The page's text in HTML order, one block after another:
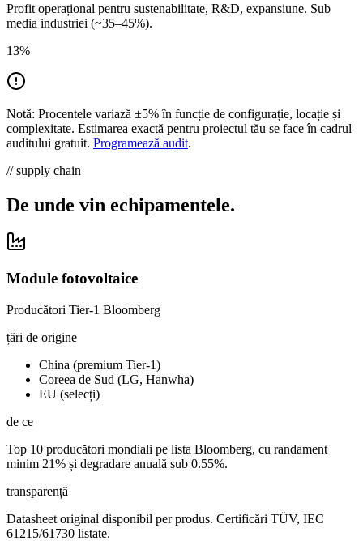
Profit operațional pentru sustenabilitate, R&D, expansiune. Sub
media industriei (~35–45%).
13%
Notă: Procentele variază ±5% în funcție de configurație, locație și
complexitate. Estimarea exactă pentru proiectul tău se face în cadrul
auditului gratuit. Programează audit.
// supply chain
De unde vin echipamentele.
Module fotovoltaice
Producători Tier-1 Bloomberg
țări de origine
China (premium Tier-1)
Coreea de Sud (LG, Hanwha)
EU (selecți)
de ce
Top 10 producători mondiali pe lista Bloomberg, cu randament
minim 21% și degradare anuală sub 0.55%.
transparență
Datasheet original disponibil per produs. Certificări TÜV, IEC
61215/61730 listate.